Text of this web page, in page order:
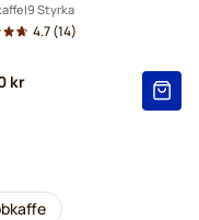
9 Styrka
4.7(14)
kr